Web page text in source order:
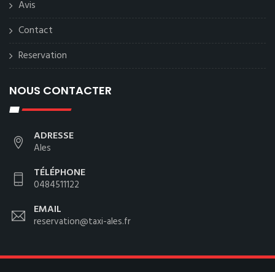
Avis
Contact
Reservation
NOUS CONTACTER
ADRESSE
Ales
TÉLÉPHONE
0484511122
EMAIL
reservation@taxi-ales.fr